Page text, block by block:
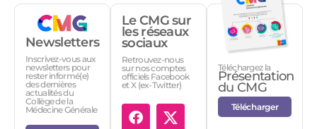
Newsletters
Inscrivez-vous aux
newsletters pour
rester informé(e)
des dernières
actualités du
Collège de la
Médecine Générale
Le CMG sur
les réseaux
sociaux
Retrouvez-nous
sur nos comptes
officiels Facebook
et X (ex-Twitter)
Téléchargez la
Présentation
du CMG
Télécharger